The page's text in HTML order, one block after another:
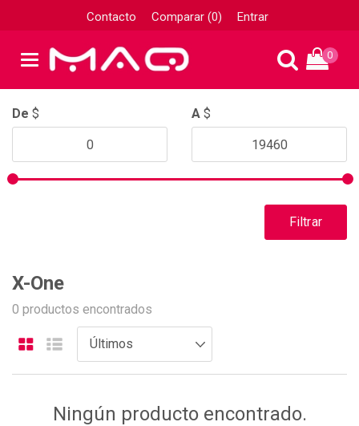
Contacto Comparar (0) Entrar
0
De $ A $
Filtrar
X-One
0 productos encontrados
Ningún producto encontrado.